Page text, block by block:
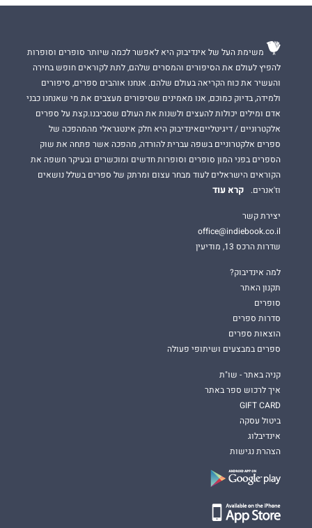
משימת העל של אינדיבוק היא לאפשר לכמה שיותר סופרים וסופרות
להפיץ לעולם את הסיפורים והמסרים שלהם, לתת לקוראים חופש בחירה
והעשיר את כוח הקריאה בעולם שלהם. אנחנו אוהבים ספרים, סיפורים
ולמידה, בדיוק כמוכם, אנו מאמינים שסיפורים מעצבים את מי שאנחנו כבני
אדם ומילים יכולות להעצים ולשנות את העולם שסביבנו.קצת על ספרים
אלקטרוניים / דיגיטלייםאינדיבוק היא חלק אינטגראלי מהמהפכה של
ספרים אלקטרוניים בשפה עברית להורדה, מהפכה אשר פתחה את שוק
הספרים בפני המון סופרים וסופרות חדשים ומוכשרים ובעיקר חשפה את
הקוראים הישראלים לעוד מבחר עצום ומרתק של ספרים בשלל נושאים
וז'אנרים.
קרא עוד
יצירת קשר
office@indiebook.co.il
שדרות הרכס 13, מודיעין
למה אינדיבוק?
תקנון האתר
סופרים
סדרות ספרים
הוצאות ספרים
ספרים במבצעים ושיתופי פעולה
קניה באתר - שו"ת
איך לרכוש ספר באתר
GIFT CARD
ביטול עסקה
אינדיבלוג
הצהרת נגישות